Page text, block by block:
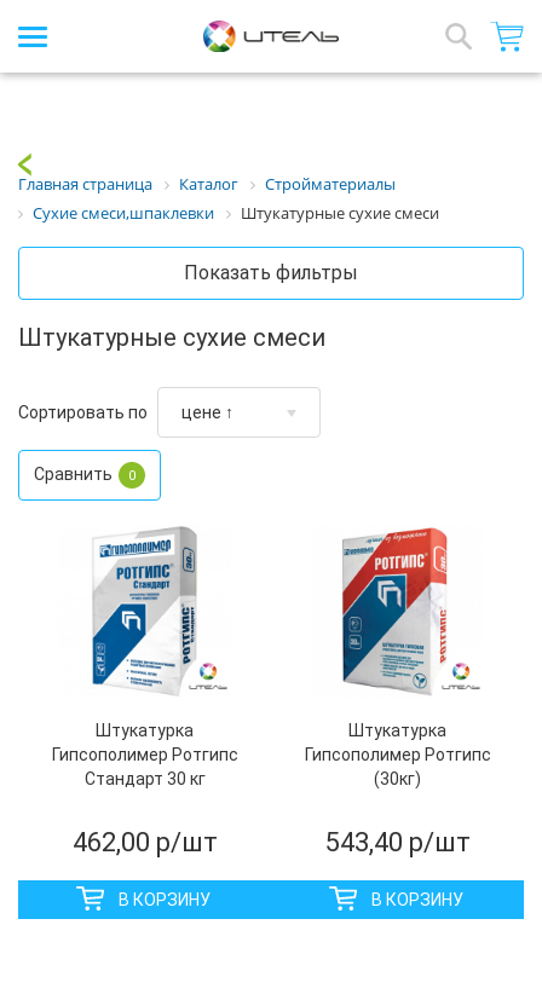
Array
Главная страница Каталог
Стройматериалы
Сухие смеси,шпаклевки
Штукатурные сухие смеси
Показать фильтры
Штукатурные сухие смеси
Сортировать по
Сравнить 0
Штукатурка
Гипсополимер Ротгипс
Стандарт 30 кг
462,00 р/шт
В КОРЗИНУ
Штукатурка
Гипсополимер Ротгипс
(30кг)
543,40 р/шт
В КОРЗИНУ